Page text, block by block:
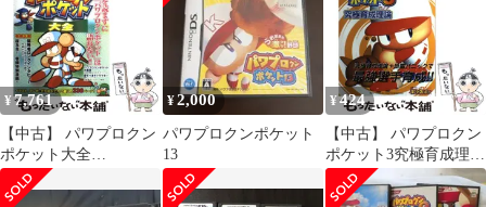
¥ 7,761
【中古】 パワプロクン
ポケット大全
(KONAMI official guide
コナミ公式パーフェク
¥2,000
パワプロクンポケット
13
¥ 424
【中古】 パワプロクン
ポケット3究極育成理論
(KONAMI official guide
コナミ完璧攻略シリー